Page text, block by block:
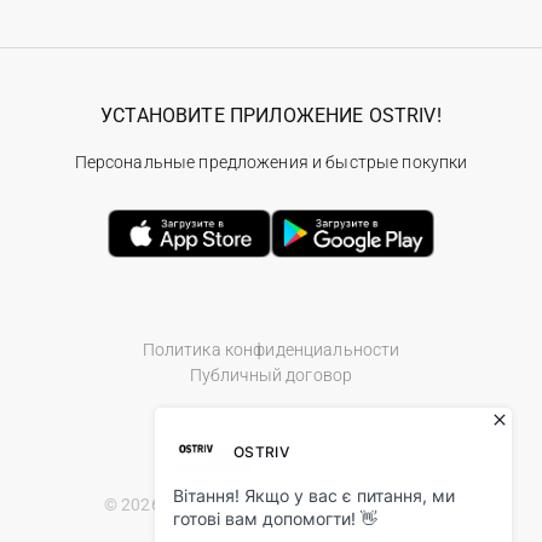
Политика конфиденциальности
Публичный договор
© 2026 Ostriv.ua Store. All Rights Reserved.
УСТАНОВИТЕ ПРИЛОЖЕНИЕ OSTRIV!
Персональные предложения и быстрые покупки